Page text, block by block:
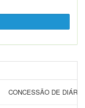
CONCESSÃO DE